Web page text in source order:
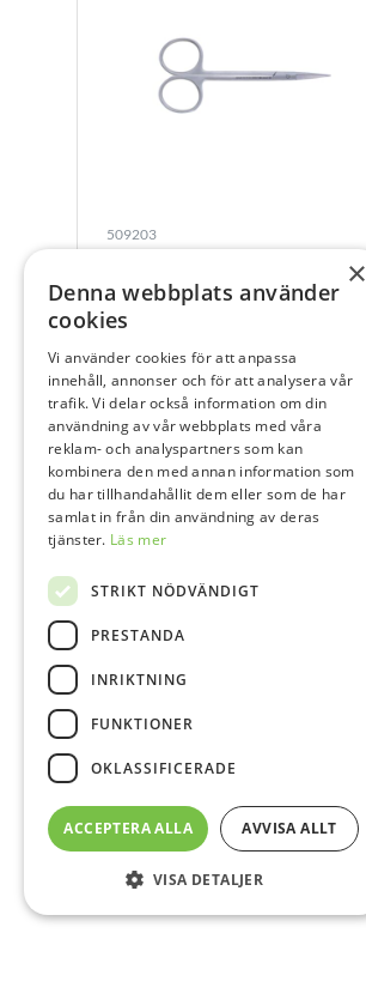
509203
1 st ×
Denna webbplats använder
cookies
Vi använder cookies för att anpassa
innehåll, annonser och för att analysera vår
trafik. Vi delar också information om din
användning av vår webbplats med våra
reklam- och analyspartners som kan
kombinera den med annan information som
du har tillhandahållit dem eller som de har
samlat in från din användning av deras
tjänster. Läs mer
STRIKT NÖDVÄNDIGT
PRESTANDA
INRIKTNING
FUNKTIONER
OKLASSIFICERADE
ACCEPTERA ALLA AVVISA ALLT
VISA DETALJER